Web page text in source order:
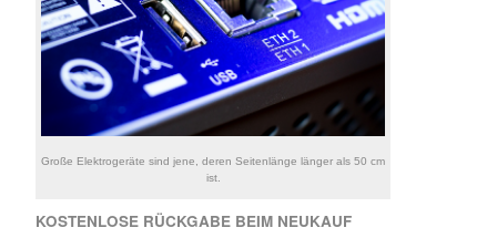
Große Elektrogeräte sind jene, deren Seitenlänge länger als 50 cm
ist.
KOSTENLOSE RÜCKGABE BEIM NEUKAUF